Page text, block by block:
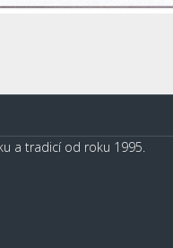
a tradicí od roku 1995.